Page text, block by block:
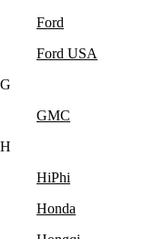
Ford
Ford USA
G
GMC
H
HiPhi
Honda